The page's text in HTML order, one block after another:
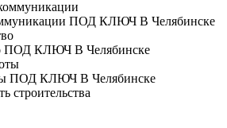
ПОД КЛЮЧ В Челябинске
ПОД КЛЮЧ В Челябинске
ПОД КЛЮЧ В Челябинске
строительства